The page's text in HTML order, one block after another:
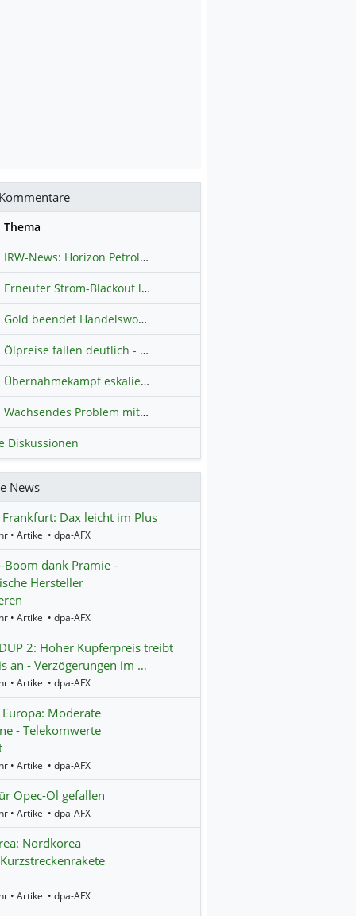
Thema
IRW-News: Horizon Petroleum Ltd. : Horizon Petroleum beginnt mit der Testförderung im Projekt Lachowice in Polen und schließt die Platzierung einer überzeichneten Wandelanleihe ab
Erneuter Strom-Blackout legt ganz Kuba lahm
Gold beendet Handelswoche mit Knall: Barrick Mining – Ist diese Aktie wieder ein Kauf?
Ölpreise fallen deutlich - Fortschritte zwischen USA und Iran belasten
Übernahmekampf eskaliert: Wird die Commerzbank italienisch?
Wachsendes Problem mit kriminellen Kunden im Online-Handel
Diskussionen
News
Dax leicht im Plus
• Artikel • dpa-AFX
Boom dank Prämie -
Hersteller
• Artikel • dpa-AFX
2: Hoher Kupferpreis treibt
an - Verzögerungen im …
• Artikel • dpa-AFX
Moderate
- Telekomwerte
• Artikel • dpa-AFX
Opec-Öl gefallen
• Artikel • dpa-AFX
Nordkorea
• Artikel • dpa-AFX